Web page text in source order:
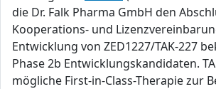
die Dr. Falk Pharma GmbH den
Kooperations- und
Entwicklung von ZED1227/TAK-227
Phase 2b Entwicklungskandidaten.
mögliche First-in-Class-Therapie zur